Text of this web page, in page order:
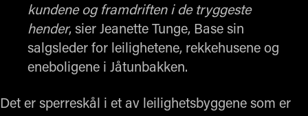
kundene og framdriften i de tryggeste
hender, sier Jeanette Tunge, Base sin
salgsleder for leilighetene, rekkehusene og
eneboligene i Jåtunbakken.
Det er sperreskål i et av leilighetsbyggene som er